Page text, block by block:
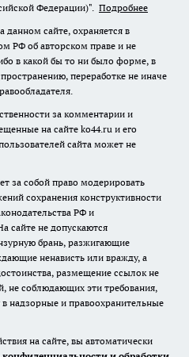
Федерации)". Подробнее
сайте, охраняется в
РФ об авторском праве и не
в какой бы то ни было форме, в
переработке не иначе
за комментарии и
на сайте ko44.ru и его
сайта может не
за собой право модерировать
сохранения конструктивности
РФ и
сайте не допускаются
брань, разжигающие
ненависть или вражду, а
размещение ссылок не
не соблюдающих эти требования,
надзорные и правоохранительные
на сайте, вы автоматически